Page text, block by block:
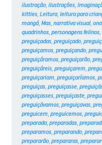
ilustração, ilustrações,
kitties, Leitura, leitura para
mangá, Mas, narrativa visual,
quadrinhos, personagens felinos,
preguiçadas, preguiçado,
preguiçamos, preguiçando,
preguiçáramos, preguiçarão,
preguiçáreis, preguiçarem,
preguiçariam, preguiçaríamos,
preguiças, preguiçasse,
preguiçasses, preguiçaste,
preguiçávamos, preguiçavas,
preguicem, preguicemos,
preparada, preparadas,
preparamos, preparando,
prepararão, prepararas,